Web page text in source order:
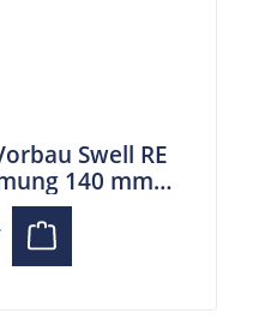
Swell RE
140 mm